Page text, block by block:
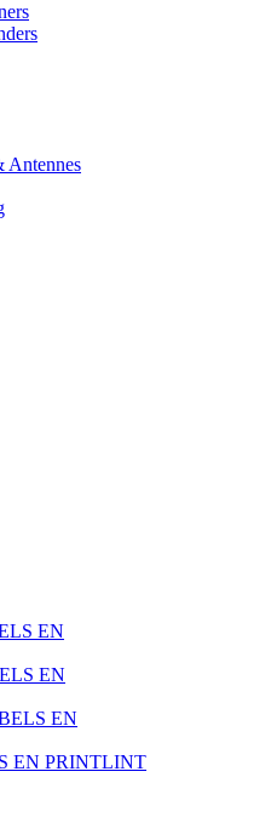
Antennes
EN
EN
EN
EN PRINTLINT